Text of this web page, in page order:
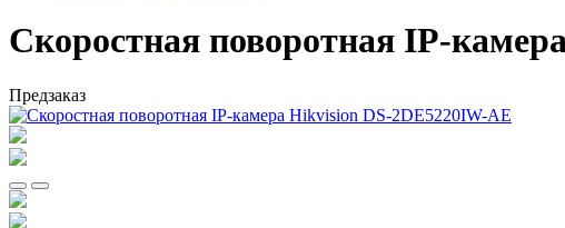
Скоростная поворотная IP-
Предзаказ